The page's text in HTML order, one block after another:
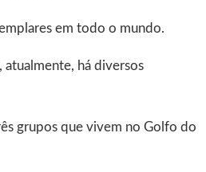
em todo o mundo.
há diversos
grupos que vivem no Golfo do